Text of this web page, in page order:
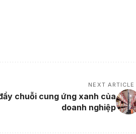
NEXT ARTICLE
chuỗi cung ứng xanh của
doanh nghiệp